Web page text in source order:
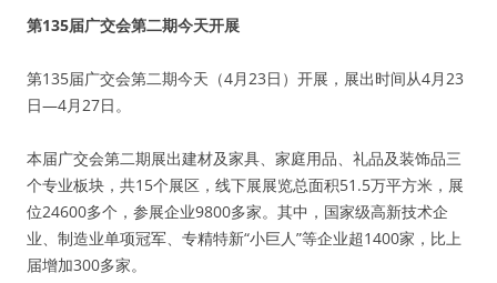
第135届广交会第二期今天开展
第135届广交会第二期今天（4月23日）开展，展出时间从4月23
日—4月27日。
本届广交会第二期展出建材及家具、家庭用品、礼品及装饰品三
个专业板块，共15个展区，线下展展览总面积51.5万平方米，展
位24600多个，参展企业9800多家。其中，国家级高新技术企
业、制造业单项冠军、专精特新“小巨人”等企业超1400家，比上
届增加300多家。